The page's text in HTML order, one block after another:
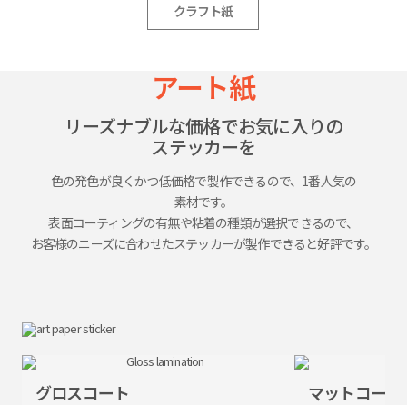
202,140円
クラフト紙
01
アート紙
リーズナブルな価格でお気に入りの
ステッカーを
色の発色が良くかつ低価格で製作できるので、 1番人気の
素材です。
表面コーティングの有無や粘着の種類が選択できるので、
お客様のニーズに合わせたステッカーが製作できると好評です。
グロスコート マットコート